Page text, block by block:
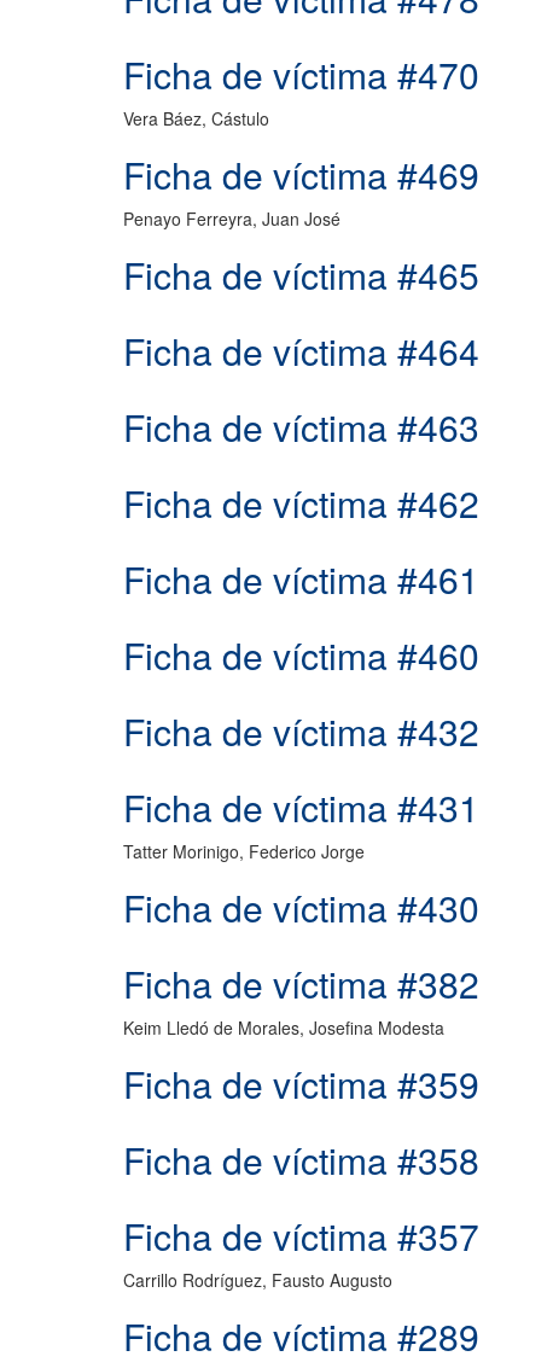
Ficha de víctima #470
Vera Báez, Cástulo
Ficha de víctima #469
Penayo Ferreyra, Juan José
Ficha de víctima #465
Ficha de víctima #464
Ficha de víctima #463
Ficha de víctima #462
Ficha de víctima #461
Ficha de víctima #460
Ficha de víctima #432
Ficha de víctima #431
Tatter Morinigo, Federico Jorge
Ficha de víctima #430
Ficha de víctima #382
Keim Lledó de Morales, Josefina Modesta
Ficha de víctima #359
Ficha de víctima #358
Ficha de víctima #357
Carrillo Rodríguez, Fausto Augusto
Ficha de víctima #289